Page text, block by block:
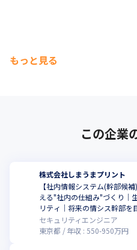
もっと見る
この企業
株式会社しまうまプリント
【社内情報システム(幹部候
える"社内の仕組み"づくり｜
リティ｜将来の情シス幹部
勤務
セキュリティエンジニア
東京都
年収 :550-950万円